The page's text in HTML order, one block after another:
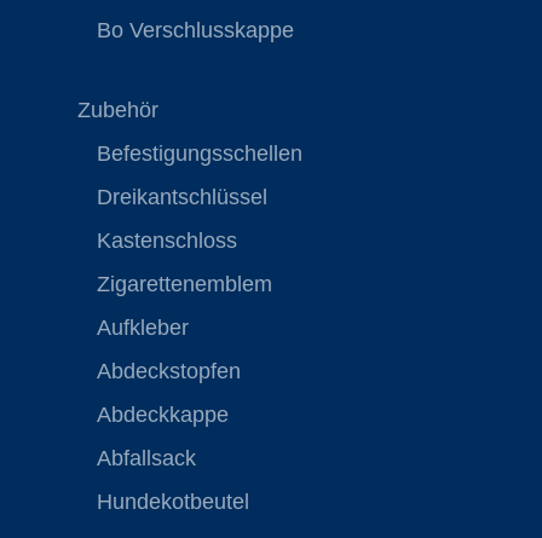
Bo Verschlusskappe
Zubehör
Befestigungsschellen
Dreikantschlüssel
Kastenschloss
Zigarettenemblem
Aufkleber
Abdeckstopfen
Abdeckkappe
Abfallsack
Hundekotbeutel